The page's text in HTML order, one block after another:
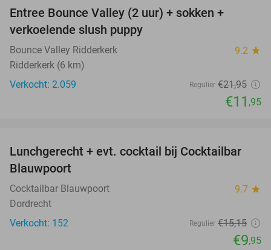
Entree Bounce Valley (2 uur) + sokken +
verkoelende slush puppy
Bounce Valley Ridderkerk 9.2 star
Ridderkerk (6 km)
Verkocht: 2.059
Regulier €21,95
€11 ,95
34%
Lunchgerecht + evt. cocktail bij Cocktailbar
Blauwpoort
Cocktailbar Blauwpoort 9.7 star
Dordrecht
Verkocht: 152
Regulier €15,15
€9,95